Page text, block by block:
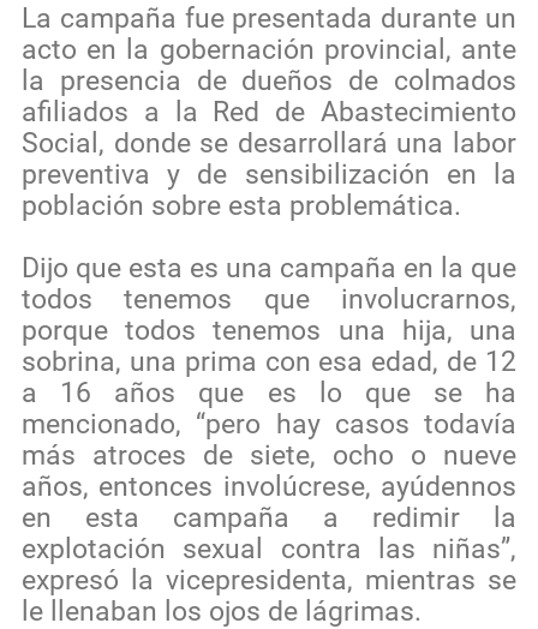
La campaña fue presentada durante un
acto en la gobernación provincial, ante
la presencia de dueños de colmados
afiliados a la Red de Abastecimiento
Social, donde se desarrollará una labor
preventiva y de sensibilización en la
población sobre esta problemática.
Dijo que esta es una campaña en la que
todos tenemos que involucrarnos,
porque todos tenemos una hija, una
sobrina, una prima con esa edad, de 12
a 16 años que es lo que se ha
mencionado, “pero hay casos todavía
más atroces de siete, ocho o nueve
años, entonces involúcrese, ayúdennos
en esta campaña a redimir la
explotación sexual contra las niñas”,
expresó la vicepresidenta, mientras se
le llenaban los ojos de lágrimas.